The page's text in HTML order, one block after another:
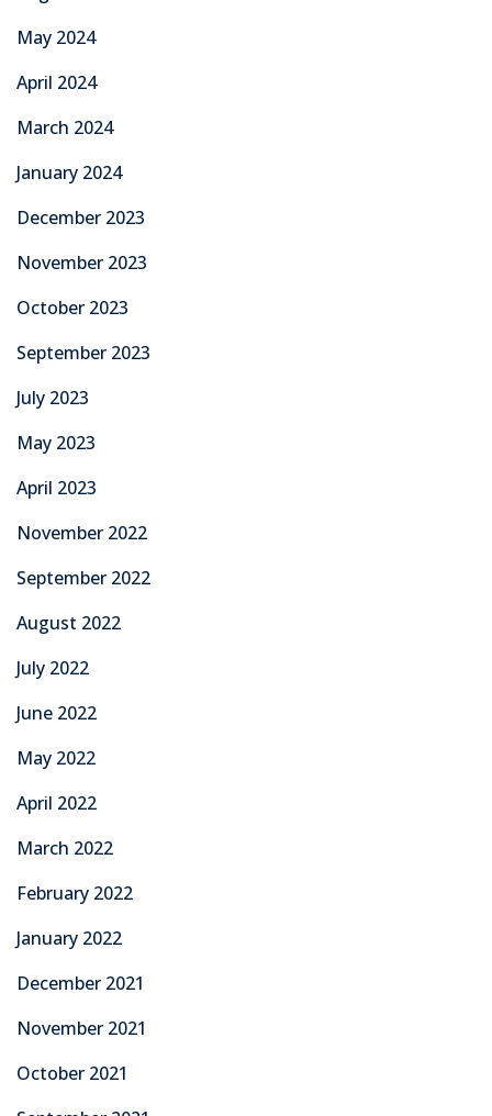
May 2024
April 2024
March 2024
January 2024
December 2023
November 2023
October 2023
September 2023
July 2023
May 2023
April 2023
November 2022
September 2022
August 2022
July 2022
June 2022
May 2022
April 2022
March 2022
February 2022
January 2022
December 2021
November 2021
October 2021